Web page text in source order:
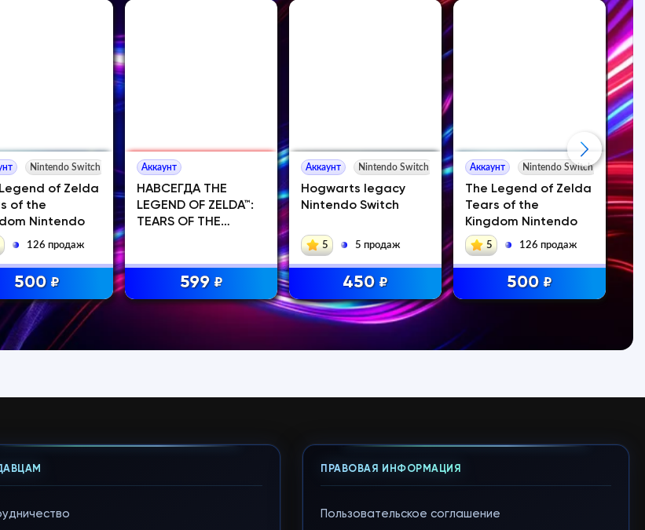
Nintendo Switch
of Zelda
of the
Nintendo
126 продаж
500 ₽
Аккаунт
НАВСЕГДА THE
LEGEND OF ZELDA™:
TEARS OF THE
599 ₽
Аккаунт Nintendo Switch
Hogwarts legacy
Nintendo Switch
5 5 продаж
450 ₽
Аккаунт Nintendo Switch
The Legend of Zelda
Tears of the
Kingdom Nintendo
5 126 продаж
500 ₽
ПРАВОВАЯ ИНФОРМАЦИЯ
Пользовательское соглашение